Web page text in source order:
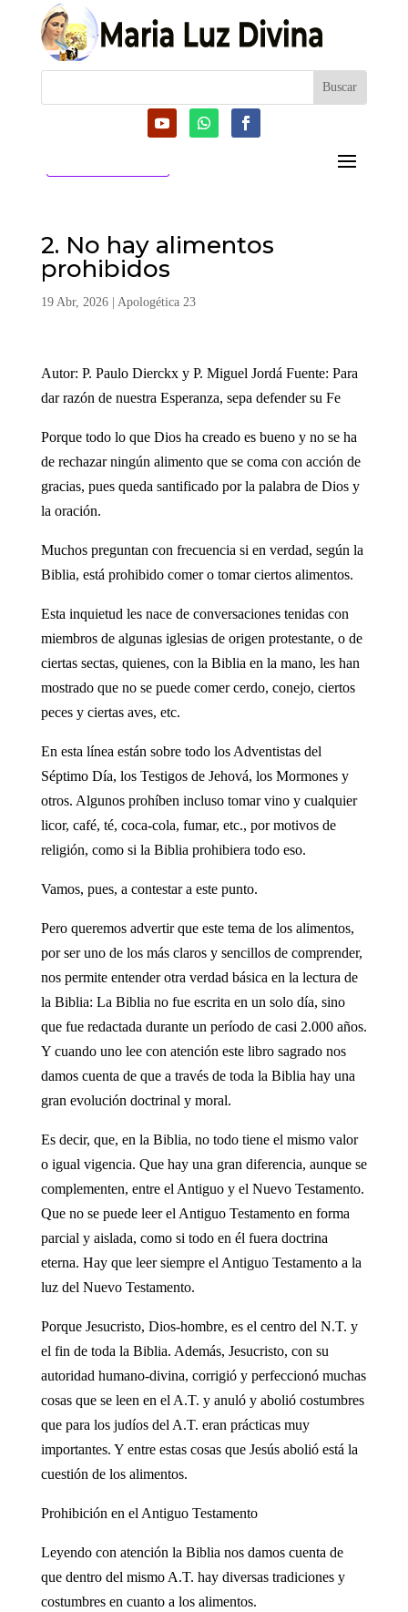
2. No hay alimentos
prohibidos
19 Abr, 2026| Apologética 23
Autor: P. Paulo Dierckx y P. Miguel Jordá Fuente: Para
dar razón de nuestra Esperanza, sepa defender su Fe
Porque todo lo que Dios ha creado es bueno y no se ha
de rechazar ningún alimento que se coma con acción de
gracias, pues queda santificado por la palabra de Dios y
la oración.
Muchos preguntan con frecuencia si en verdad, según la
Biblia, está prohibido comer o tomar ciertos alimentos.
Esta inquietud les nace de conversaciones tenidas con
miembros de algunas iglesias de origen protestante, o de
ciertas sectas, quienes, con la Biblia en la mano, les han
mostrado que no se puede comer cerdo, conejo, ciertos
peces y ciertas aves, etc.
En esta línea están sobre todo los Adventistas del
Séptimo Día, los Testigos de Jehová, los Mormones y
otros. Algunos prohíben incluso tomar vino y cualquier
licor, café, té, coca-cola, fumar, etc., por motivos de
religión, como si la Biblia prohibiera todo eso.
Vamos, pues, a contestar a este punto.
Pero queremos advertir que este tema de los alimentos,
por ser uno de los más claros y sencillos de comprender,
nos permite entender otra verdad básica en la lectura de
la Biblia: La Biblia no fue escrita en un solo día, sino
que fue redactada durante un período de casi 2.000 años.
Y cuando uno lee con atención este libro sagrado nos
damos cuenta de que a través de toda la Biblia hay una
gran evolución doctrinal y moral.
Es decir, que, en la Biblia, no todo tiene el mismo valor
o igual vigencia. Que hay una gran diferencia, aunque se
complementen, entre el Antiguo y el Nuevo Testamento.
Que no se puede leer el Antiguo Testamento en forma
parcial y aislada, como si todo en él fuera doctrina
eterna. Hay que leer siempre el Antiguo Testamento a la
luz del Nuevo Testamento.
Porque Jesucristo, Dios-hombre, es el centro del N.T. y
el fin de toda la Biblia. Además, Jesucristo, con su
autoridad humano-divina, corrigió y perfeccionó muchas
cosas que se leen en el A.T. y anuló y abolió costumbres
que para los judíos del A.T. eran prácticas muy
importantes. Y entre estas cosas que Jesús abolió está la
cuestión de los alimentos.
Prohibición en el Antiguo Testamento
Leyendo con atención la Biblia nos damos cuenta de
que dentro del mismo A.T. hay diversas tradiciones y
costumbres en cuanto a los alimentos.